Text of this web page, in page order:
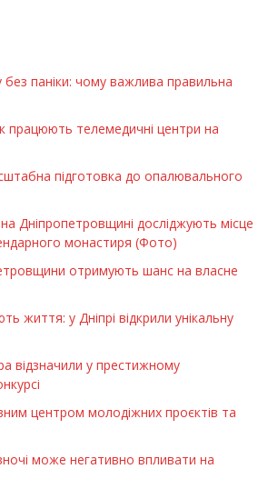
паніки: чому важлива правильна
працюють телемедичні центри на
підготовка до опалювального
Дніпропетровщині досліджують місце
монастиря (Фото)
отримують шанс на власне
життя: у Дніпрі відкрили унікальну
відзначили у престижному
центром молодіжних проєктів та
може негативно впливати на